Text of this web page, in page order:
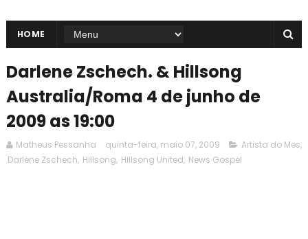
HOME
Darlene Zschech. & Hillsong
Australia/Roma 4 de junho de
2009 as 19:00
Matheus Pessanha quinta-feira, maio 07, 2009 Artista do Mes,
Darlene Zschech, Hillsong, Hillsong United, News Gospel